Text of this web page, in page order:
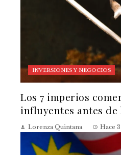
INVERSIONES Y NEGOCIOS
Los 7 imperios
influyentes antes
Lorenza Quintana Hace